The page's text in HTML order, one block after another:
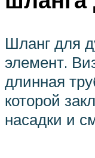
Шланг для
элемент.
длинная
которой
насадки и